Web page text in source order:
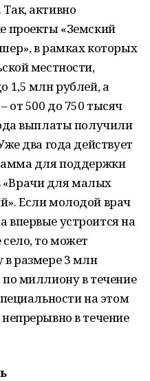
активно
проекты «Земский
в рамках которых
местности,
1,5 млн рублей, а
500 до 750 тысяч
выплаты получили
два года действует
для поддержки
для малых
Если молодой врач
устроится на
то может
в размере 3 млн
миллиону в течение
на этом
в течение